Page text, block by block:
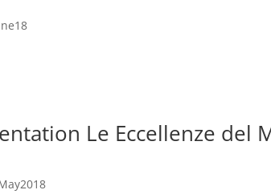
Le Eccellenze del